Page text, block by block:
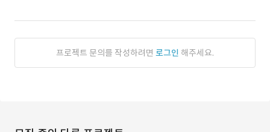
프로젝트 문의를 작성하려면 로그인 해주세요.